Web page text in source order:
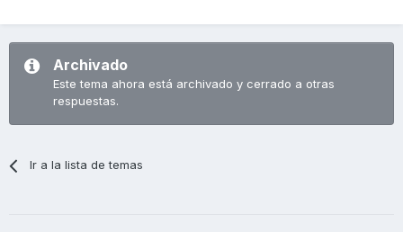
Archivado
Este tema ahora está archivado y cerrado a otras
respuestas.
Ir a la lista de temas